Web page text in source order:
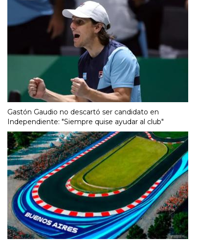
Gastón Gaudio no descartó ser candidato en
Independiente: "Siempre quise ayudar al club"